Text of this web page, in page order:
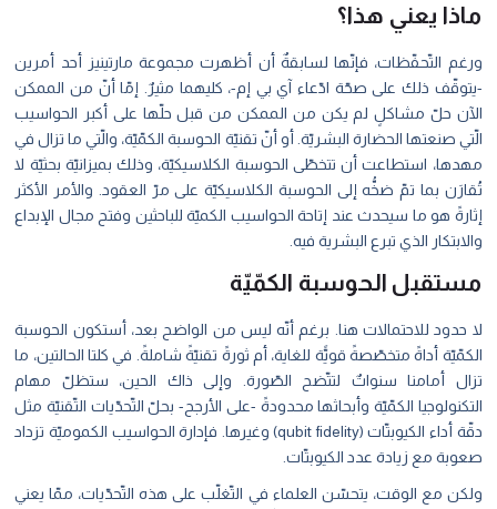
ماذا يعني هذا؟
ورغم التّحفّظات، فإنّها لسابقةٌ أن أظهرت مجموعة مارتينيز أحد أمرين
-يتوقّف ذلك على صحّة ادّعاء آي بي إم-، كليهما مثيرٌ. إمّا أنّ من الممكن
الآن حلّ مشاكلٍ لم يكن من الممكن من قبل حلّها على أكبر الحواسيب
الّتي صنعتها الحضارة البشريّة. أو أنّ تقنيّة الحوسبة الكمّيّة، والّتي ما تزال في
مهدها، استطاعت أن تتخطّى الحوسبة الكلاسيكيّة، وذلك بميزانيّة بحثيّة لا
تُقارَن بما تمّ ضخُّه إلى الحوسبة الكلاسيكيّة على مرّ العقود. والأمر اﻷكثر
إثارةً هو ما سيحدث عند إتاحة الحواسيب الكميّة للباحثين وفتح مجال الإبداع
والابتكار الذي تبرع البشرية فيه.
مستقبل الحوسبة الكمّيّة
لا حدود للاحتمالات هنا. برغم أنّه ليس من الواضح بعد، أستكون الحوسبة
الكمّيّة أداةً متخصّصةً قويًّة للغاية، أم ثورةً تقنيّةً شاملةً. في كلتا الحالتين، ما
تزال أمامنا سنواتٌ لتتّضح الصّورة. وإلى ذاك الحين، ستظلّ مهام
التكنولوجيا الكمّيّة وأبحاثها محدودةً -على الأرجح- بحلّ التّحدّيات التّقنيّة مثل
دقّة أداء الكيوبتّات (qubit fidelity) وغيرها. فإدارة الحواسيب الكموميّة تزداد
صعوبة مع زيادة عدد الكيوبتّات.
ولكن مع الوقت، يتحسّن العلماء في التّغلّب على هذه التّحدّيات، ممّا يعني